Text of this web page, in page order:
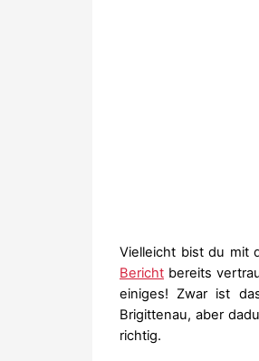
Vielleicht bist du mit
Bericht bereits
einiges! Zwar ist
Brigittenau, aber
richtig.